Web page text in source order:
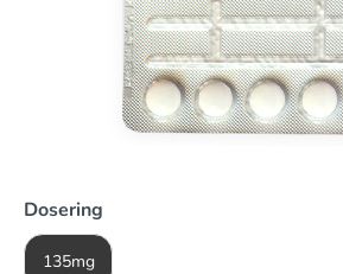
Dosering
135mg